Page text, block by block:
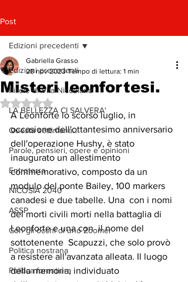
Post
Edizioni precedenti
Pillole di Vita Nicosiana
LA BELLEZZA CI SALVERA'
Questa settimana...
Parole, pensieri, opere e opinioni
Entroterra
NICOSIA 2040
ASSP
Con gli occhi di uno Zoomer
Politica nostrana
Politica forestiera
Edizioni precedenti
Misteri leonfortesi.
Gabriella Grasso
28 nov 2023 Tempo di lettura: 1 min
Valutazione NaN stelle su 5.
A Leonforte lo scorso luglio, in
occasione dell'ottantesimo anniversario
dell'operazione Hushy, è stato
inaugurato un allestimento
commemorativo, composto da un
modulo del ponte Bailey, 100 markers
canadesi e due tabelle. Una  con i nomi
dei morti civili morti nella battaglia di
Leonforte e una con  il nome del
sottotenente  Scapuzzi, che solo provò
a resistere all'avanzata alleata. Il luogo
della memoria, individuato